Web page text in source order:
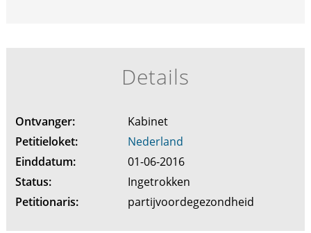
Details
Ontvanger:
Kabinet
Petitieloket:
Nederland
Einddatum:
01-06-2016
Status:
Ingetrokken
Petitionaris:
partijvoordegezondheid